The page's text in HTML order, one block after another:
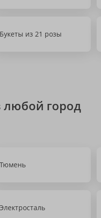
Букеты из 21 розы
любой город
Тюмень
Электросталь